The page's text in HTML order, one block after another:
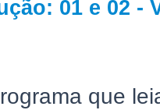
01 e 02 -
que